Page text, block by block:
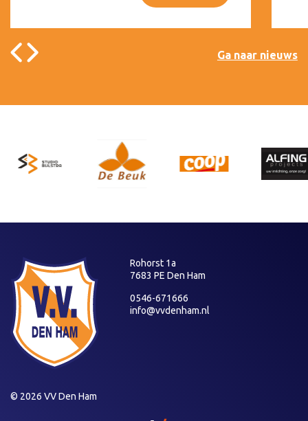
Ga naar nieuws
Rohorst 1a
7683 PE Den Ham
0546-671666
info@vvdenham.nl
© 2026 VV Den Ham